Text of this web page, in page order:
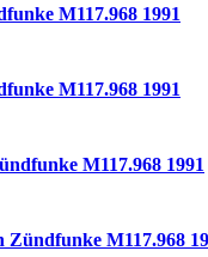
M117.968 1991
M117.968 1991
M117.968 1991
Zündfunke M117.968